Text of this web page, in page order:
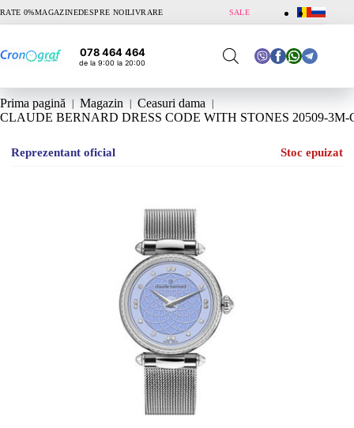
RATE 0%MAGAZINEDESPRE NOILIVRARE SALE
078 464 464
de la 9:00 la 20:00
Prima pagină Magazin
Ceasuri dama
CLAUDE BERNARD DRESS CODE WITH STONES 20509-3M-
Reprezentant oficial Stoc epuizat